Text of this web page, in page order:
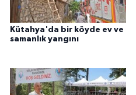
Kütahya'da bir köyde ev ve
samanlık yangını